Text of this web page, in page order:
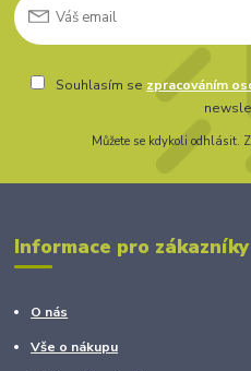
Souhlasím se zpracováním
Můžete se kdykoli odhlásit.
Informace pro zákazníky
O nás
Vše o nákupu